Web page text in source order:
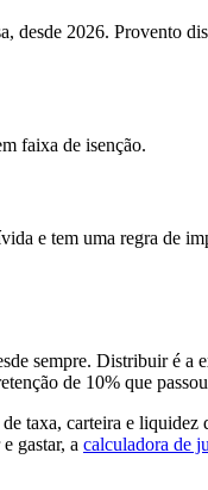
desde 2026. Provento
faixa de isenção.
e tem uma regra de
sempre. Distribuir é a
de 10% que
taxa, carteira e
gastar, a calculadora de